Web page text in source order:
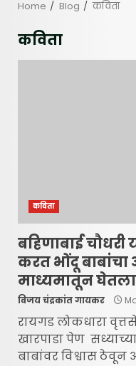
Home Blog कविता
कविता
कविता
बहिणाबाई चौधरी
करत भोंदू
माध्यमातून
विजय चंद्रकांत गायकर
रायगड लोकधारा
खारपाडा पेण
बाबांवर विश्वास ठेवून